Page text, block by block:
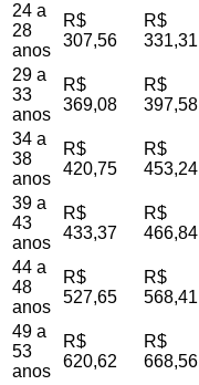
24 a
28
anos
R$
307,56
R$
331,31
29 a
33
anos
R$
369,08
R$
397,58
34 a
38
anos
R$
420,75
R$
453,24
39 a
43
anos
R$
433,37
R$
466,84
44 a
48
anos
R$
527,65
R$
568,41
49 a
53
anos
R$
620,62
R$
668,56